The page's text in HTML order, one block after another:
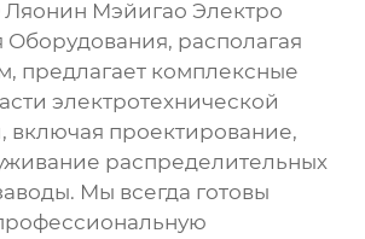
Мэйигао Электро
Оборудования, располагая
предлагает комплексные
электротехнической
включая проектирование,
распределительных
. Мы всегда готовы